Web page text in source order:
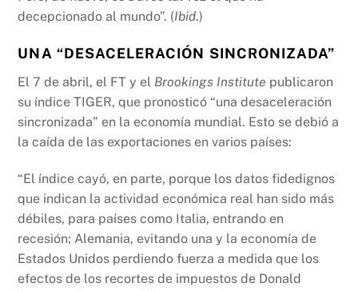
decepcionado al mundo”. (Ibid.)
UNA “DESACELERACIÓN SINCRONIZADA”
El 7 de abril, el FT y el Brookings Institute publicaron
su índice TIGER, que pronosticó “una desaceleración
sincronizada” en la economía mundial. Esto se debió a
la caída de las exportaciones en varios países:
“El índice cayó, en parte, porque los datos fidedignos
que indican la actividad económica real han sido más
débiles, para países como Italia, entrando en
recesión; Alemania, evitando una y la economía de
Estados Unidos perdiendo fuerza a medida que los
efectos de los recortes de impuestos de Donald